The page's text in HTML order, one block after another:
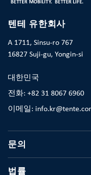
텐테 유한회사
A 1711, Sinsu-ro 767
16827 Suji-gu, Yongin-si
대한민국
전화: +82 31 8067 6960
이메일:
문의
법률